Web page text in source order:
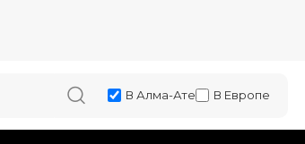
В Алма-Ате В Европе